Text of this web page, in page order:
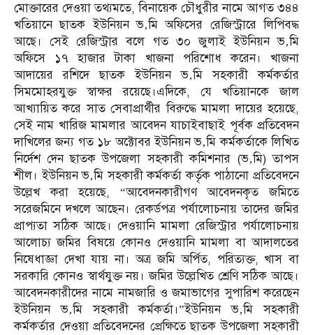
মোক্তারের দেওয়া তথ্যমতে, বিনায়েক চৌধুরীর নামে আগত ৩৪৪
খতিয়ানে ছাতক ইউনিয়ন ভ‚মি অফিসের রেজিস্ট্রারে লিপিবদ্ধ
আছে। সেই রেজিস্ট্রার বলে গত ৩০ জুলাই ইউনিয়ন ভ‚মি
অফিসে ১৭ হাজার টাকা খাজনা পরিশোধ করেন। খাজনা
আদায়ের রশিদে ছাতক ইউনিয়ন ভ‚মি সহকারী কর্মকর্তার
সিমমোহরযুক্ত স্বাক্ষর রয়েছে।এদিকে, যে খতিয়ানকে জাল
আখ্যায়িত করে সাত সেবাপ্রার্থীর বিরুদ্ধে মামলা দায়ের হয়েছে,
সেই নাম খারিজ মামলার আবেদন যাচাইবাছাই পূর্বক প্রতিবেদন
দাখিলের জন্য গত ১৮ অক্টোবর ইউনিয়ন ভ‚মি কর্মকর্তাকে লিখিত
নির্দেশ দেন ছাতক উপজেলা সহকারী কমিশনার (ভ‚মি) তাপস
শীল। ইউনিয়ন ভ‚মি সহকারী কর্মকর্তা কর্তৃক পাঠানো প্রতিবেদনে
উল্লেখ করা হয়েছে, “আবেদনকারীগণ আবেদনকৃত জমিতে
সরেজমিনে দখলে আছেন। রেকর্ডপত্র পর্যালোচনায় তাদের জমির
প্রাপ্যতা সঠিক আছে। দেওয়ানি মামলা রেজিস্ট্রার পর্যালোচনায়
আলোচ্য জমির বিষয়ে কোনও দেওয়ানি মামলা বা আদালতের
নিষেধাজ্ঞা দেখা যায় না। অত্র জমি অর্পিত, পরিত্যক্ত, খাস বা
সরকারি কোনও স্বার্থযুক্ত নয়। জমির উল্লেখিত শ্রেণি সঠিক আছে।
আবেদনকারীদের নামে নামজারি ও জমাভাগের সুপারিশ করেছেন
ইউনিয়ন ভ‚মি সহকারী কর্মকর্তা।”ইউনিয়ন ভ‚মি সহকারী
কর্মকর্তার দেওয়া প্রতিবেদনের প্রেক্ষিতে ছাতক উপজেলা সহকারী